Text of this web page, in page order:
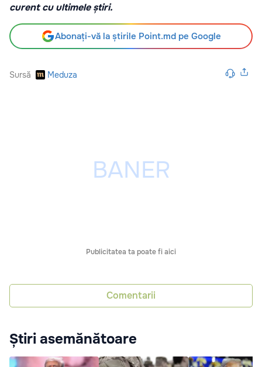
curent cu ultimele știri.
Abonați-vă la știrile Point.md pe Google
Sursă Meduza
Publicitatea ta poate fi aici
Comentarii
Știri asemănătoare